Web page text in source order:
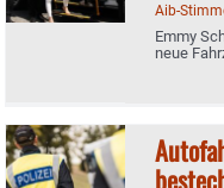
Aib-
Emmy
neue